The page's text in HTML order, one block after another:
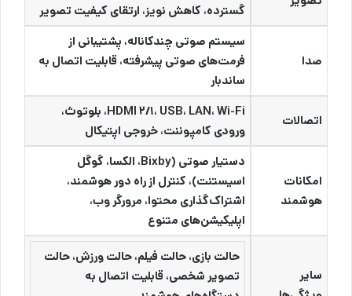
گسترده، کاهش نویز، ارتقای کیفیت تصویر
صدا
سیستم صوتی چندکاناله، پشتیبانی از
فرمت‌های صوتی پیشرفته، قابلیت اتصال به
ساندبار
اتصالات
HDMI ۲/۱، USB، LAN، Wi-Fi، بلوتوث،
ورودی کامپوننت، خروجی اپتیکال
امکانات
هوشمند
دستیار صوتی (Bixby، الکسا، گوگل
اسیستنت)، کنترل از راه دور هوشمند،
اشتراک‌گذاری محتوا، مرورگر وب،
اپلیکیشن‌های متنوع
سایر
حالت بازی، حالت فیلم، حالت ورزش، حالت
تصویر شخصی، قابلیت اتصال به